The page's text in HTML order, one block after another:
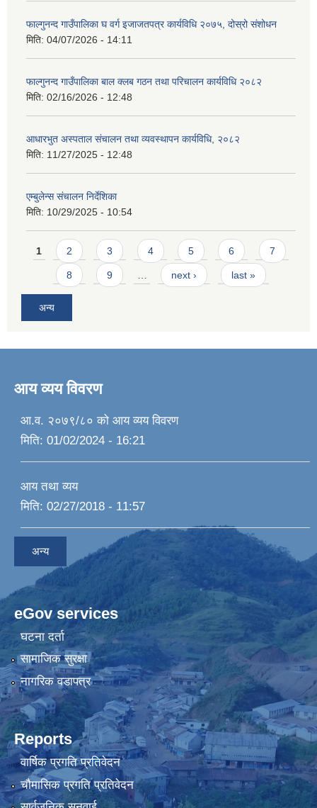
फाल्गुनन्द गाउँपालिका घ वर्ग इजाजतपत्र कार्यविधि २०७५, दोस्रो संशोधन
मिति: 04/07/2026 - 14:11
फाल्गुनन्द गाउँपालिका बाल क्लब गठन तथा परिचालन कार्यविधि २०८२
मिति: 02/16/2026 - 12:48
आधारभुत अस्पताल संचालन तथा व्यवस्थापन कार्यविधि, २०८२
मिति: 11/27/2025 - 12:48
एम्बुलेन्स संचालन निर्देशिका
मिति: 10/29/2025 - 10:54
Pages
1 2 3 4 5 6 7
8 9 next › last »
अन्य
आय व्यय विवरण
आ.व. २०७९/८० को आय व्यय विवरण
मिति: 01/02/2024 - 16:21
आय तथा व्यय
मिति: 02/27/2018 - 11:57
अन्य
eGov services
घटना दर्ता
सामाजिक सुरक्षा
नागरिक वडापत्र
Reports
वार्षिक प्रगति प्रतिवेदन
चौमासिक प्रगति प्रतिवेदन